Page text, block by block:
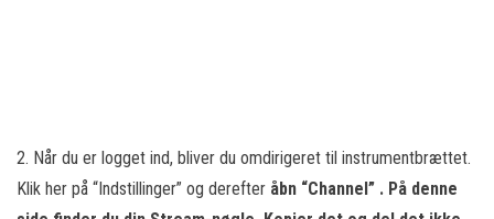
2. Når du er logget ind, bliver du omdirigeret til instrumentbrættet.
Klik her på “Indstillinger” og derefter åbn “Channel” . På denne